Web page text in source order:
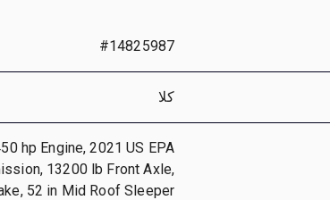
#14825987
كلا
hp Engine, 2021 US EPA
13200 lb Front Axle,
52 in Mid Roof Sleeper